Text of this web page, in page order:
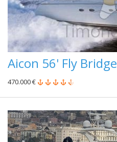
Aicon 56' Fly Bridge
470.000 €